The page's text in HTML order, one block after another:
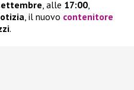
, alle 17:00
, il nuovo contenitore
.